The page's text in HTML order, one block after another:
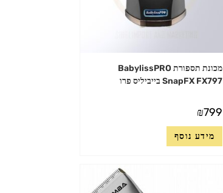
מכונת תספורת BabylissPRO
SnapFX FX797 בייביליס פרו
₪799
מידע נוסף